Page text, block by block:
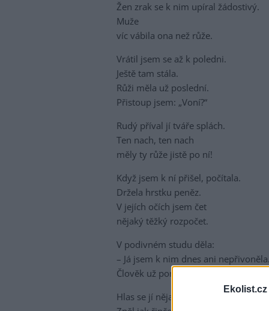
Ekolist.cz
Žen zrak se k nim upíral žádostivý.
Muže
víc vábila ona než růže.
Vrátil jsem se až k poledni.
Ještě tam stála.
Růži měla už poslední.
Přistoup jsem: „Voní?“
Rudý příval jí tváře splách.
Ten nach, ten nach
měly ty růže jistě po ní!
Když jsem k ní přišel, počítala.
Držela hrstku peněz.
V jejích očích jsem čet
nějaký těžký rozpočet.
V podivném studu děla:
– Já jsem k nim dnes ani nepřivoněla.
Člověk už pomalu nemá čas.
Hlas se jí nějak třás.